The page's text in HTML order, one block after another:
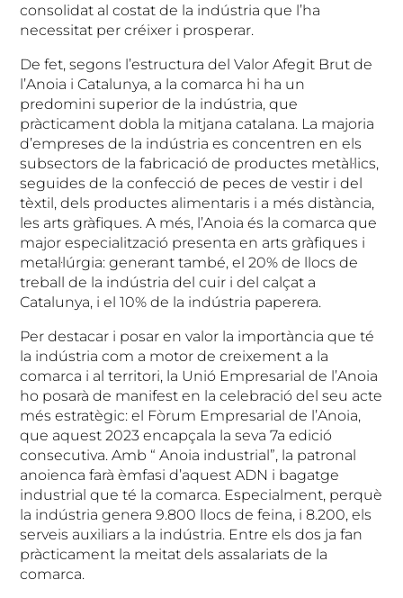
consolidat al costat de la indústria que l’ha
necessitat per créixer i prosperar.
De fet, segons l’estructura del Valor Afegit Brut de
l’Anoia i Catalunya, a la comarca hi ha un
predomini superior de la indústria, que
pràcticament dobla la mitjana catalana. La majoria
d’empreses de la indústria es concentren en els
subsectors de la fabricació de productes metàl·lics,
seguides de la confecció de peces de vestir i del
tèxtil, dels productes alimentaris i a més distància,
les arts gràfiques. A més, l’Anoia és la comarca que
major especialització presenta en arts gràfiques i
metal·lúrgia: generant també, el 20% de llocs de
treball de la indústria del cuir i del calçat a
Catalunya, i el 10% de la indústria paperera.
Per destacar i posar en valor la importància que té
la indústria com a motor de creixement a la
comarca i al territori, la Unió Empresarial de l’Anoia
ho posarà de manifest en la celebració del seu acte
més estratègic: el Fòrum Empresarial de l’Anoia,
que aquest 2023 encapçala la seva 7a edició
consecutiva. Amb “ Anoia industrial”, la patronal
anoienca farà èmfasi d’aquest ADN i bagatge
industrial que té la comarca. Especialment, perquè
la indústria genera 9.800 llocs de feina, i 8.200, els
serveis auxiliars a la indústria. Entre els dos ja fan
pràcticament la meitat dels assalariats de la
comarca.